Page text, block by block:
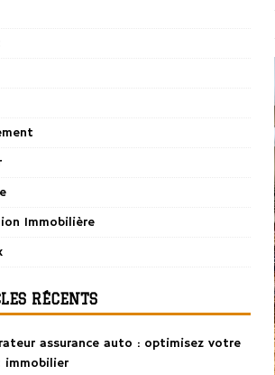
Immobilière
RÉCENTS
assurance auto : optimisez votre
immobilier